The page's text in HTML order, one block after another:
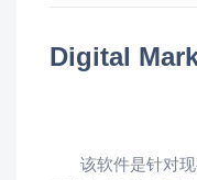
Digital
该软件是针对现